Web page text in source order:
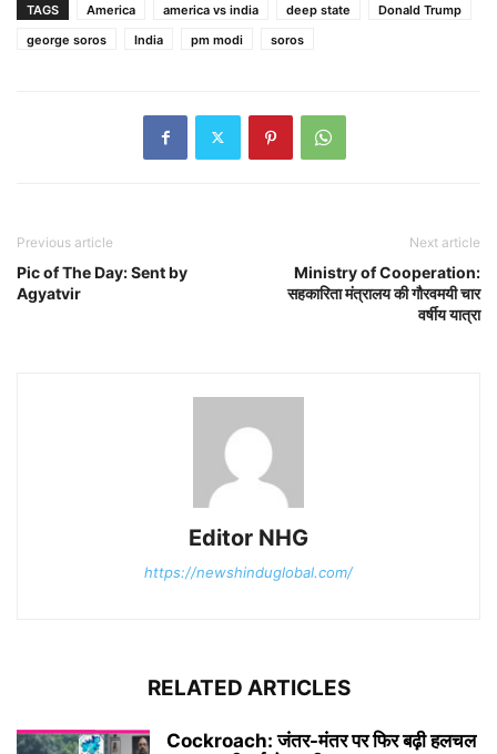
TAGS America america vs india deep state
Donald Trump
george soros
India pm modi soros
Previous article
Pic of The Day: Sent by
Agyatvir
Next article
Ministry of Cooperation:
सहकारिता मंत्रालय की गौरवमयी चार
वर्षीय यात्रा
Editor NHG
https://newshinduglobal.com/
RELATED ARTICLES
Cockroach: जंतर-मंतर पर फिर बढ़ी हलचल